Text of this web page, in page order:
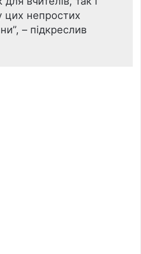
цих непростих
– підкреслив